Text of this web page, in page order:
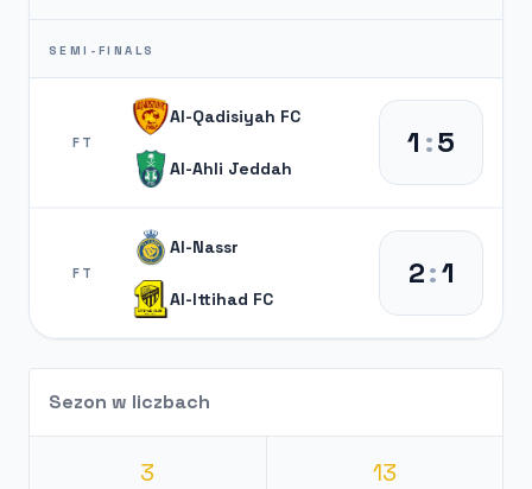
SEMI-FINALS
FT
Al-Qadisiyah FC
Al-Ahli Jeddah
1 :5
FT
Al-Nassr
Al-Ittihad FC
2:1
Sezon w liczbach
3 13